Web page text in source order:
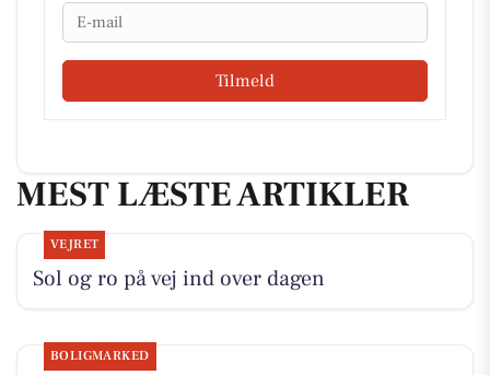
Email
Tilmeld
MEST LÆSTE ARTIKLER
VEJRET
Sol og ro på vej ind over dagen
BOLIGMARKED